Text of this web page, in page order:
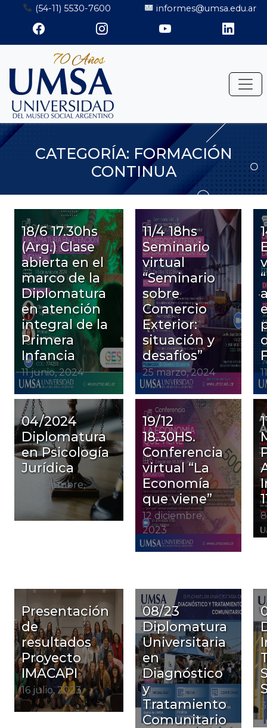
Saltar
contenido
(54-11) 5530-7600 informes@umsa.edu.ar
CATEGORÍA: FORMACIÓN
CONTINUA
18/6 17.30hs
(Arg.) Clase
abierta en el
marco de la
Diplomatura
en atención
integral de la
Primera
Infancia
11 junio, 2024
11/4 18hs
Seminario
virtual
“Seminario
sobre
Comercio
Exterior:
situación y
desafíos”
25 marzo, 2024
04/2024
Diplomatura
en Psicología
Jurídica
22 diciembre,
19/12
18.30HS.
Conferencia
virtual “La
Economía
que viene”
12 diciembre,
2023
Presentación
de
resultados
Proyecto
IMACAPI
16 julio, 2023
08/23
Diplomatura
Universitaria
en
Diagnóstico
y
Tratamiento
Comunitario